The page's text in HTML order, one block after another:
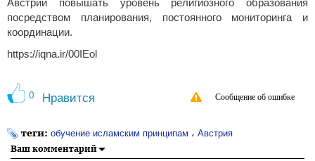
Австрии повышать уровень религиозного образования
посредством планирования, постоянного мониторинга и
координации.
https://iqna.ir/00IEol
0 Нравится Сообщение об ошибке
теги: обучение исламским принципам ، Австрия
Ваш комментарий